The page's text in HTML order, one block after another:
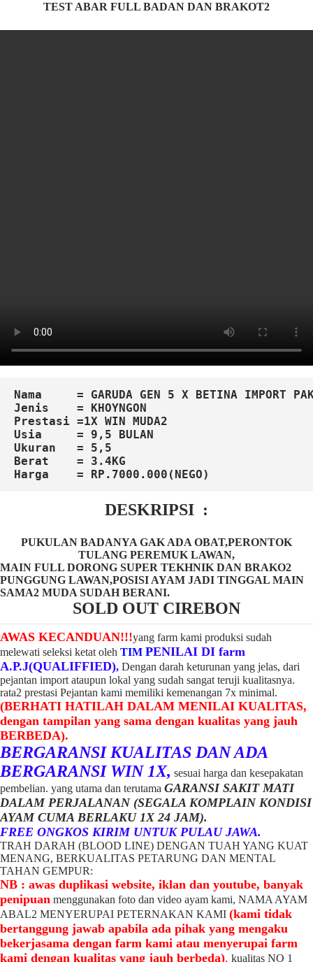
TEST ABAR FULL BADAN DAN BRAKOT2
Nama     = GARUDA GEN 5 X BETINA IMPORT
Jenis = KHOYNGON
Prestasi =1X WIN MUDA2
Usia     = 9,5 BULAN
Ukuran   = 5,5
Berat    = 3.4KG
Harga    = RP.7000.000(NEGO)
DESKRIPSI :
PUKULAN BADANYA GAK ADA OBAT,PERONTOK
TULANG PEREMUK LAWAN,
MAIN FULL DORONG SUPER TEKHNIK DAN BRAKO2
PUNGGUNG LAWAN,POSISI AYAM JADI TINGGAL MAIN
SAMA2 MUDA SUDAH BERANI.
SOLD OUT CIREBON
AWAS KECANDUAN!!!yang farm kami produksi sudah
melewati seleksi ketat oleh TIM PENILAI DI farm
A.P.J(QUALIFFIED), Dengan darah keturunan yang jelas, dari
pejantan import ataupun lokal yang sudah sangat teruji kualitasnya.
rata2 prestasi Pejantan kami memiliki kemenangan 7x minimal.
(BERHATI HATILAH DALAM MENILAI KUALITAS,
dengan tampilan yang sama dengan kualitas yang jauh
BERBEDA).
BERGARANSI KUALITAS DAN ADA
BERGARANSI WIN 1X, sesuai harga dan kesepakatan
pembelian. yang utama dan terutama GARANSI SAKIT MATI
DALAM PERJALANAN (SEGALA KOMPLAIN KONDISI
AYAM CUMA BERLAKU 1X 24 JAM).
FREE ONGKOS KIRIM UNTUK PULAU JAWA.
TRAH DARAH (BLOOD LINE) DENGAN TUAH YANG KUAT
MENANG, BERKUALITAS PETARUNG DAN MENTAL
TAHAN GEMPUR:
NB : awas duplikasi website, iklan dan youtube, banyak
penipuan menggunakan foto dan video ayam kami, NAMA AYAM
ABAL2 MENYERUPAI PETERNAKAN KAMI (kami tidak
bertanggung jawab apabila ada pihak yang mengaku
bekerjasama dengan farm kami atau menyerupai farm
kami dengan kualitas yang jauh berbeda), kualitas NO 1